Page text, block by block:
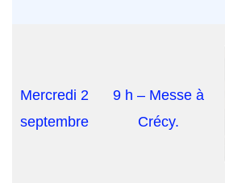
Mercredi 2
septembre
9 h – Messe à
Crécy.